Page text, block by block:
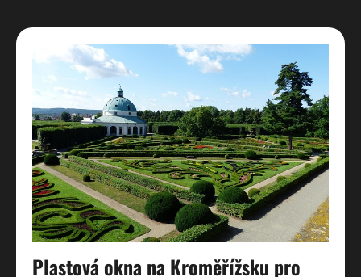
Plastová okna na Kroměřížsku pro